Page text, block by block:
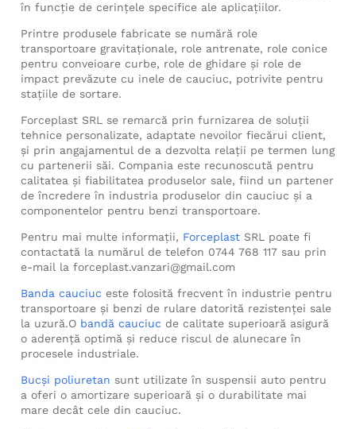
în funcție de cerințele specifice ale aplicațiilor.
Printre produsele fabricate se numără role
transportoare gravitaționale, role antrenate, role conice
pentru conveioare curbe, role de ghidare și role de
impact prevăzute cu inele de cauciuc, potrivite pentru
stațiile de sortare.
Forceplast SRL se remarcă prin furnizarea de soluții
tehnice personalizate, adaptate nevoilor fiecărui client,
și prin angajamentul de a dezvolta relații pe termen lung
cu partenerii săi. Compania este recunoscută pentru
calitatea și fiabilitatea produselor sale, fiind un partener
de încredere în industria produselor din cauciuc și a
componentelor pentru benzi transportoare.
Pentru mai multe informații, Forceplast SRL poate fi
contactată la numărul de telefon 0744 768 117 sau prin
e-mail la forceplast.vanzari@gmail.com
Banda cauciuc este folosită frecvent în industrie pentru
transportoare și benzi de rulare datorită rezistenței sale
la uzură.O bandă cauciuc de calitate superioară asigură
o aderență optimă și reduce riscul de alunecare în
procesele industriale.
Bucși poliuretan sunt utilizate în suspensii auto pentru
a oferi o amortizare superioară și o durabilitate mai
mare decât cele din cauciuc.